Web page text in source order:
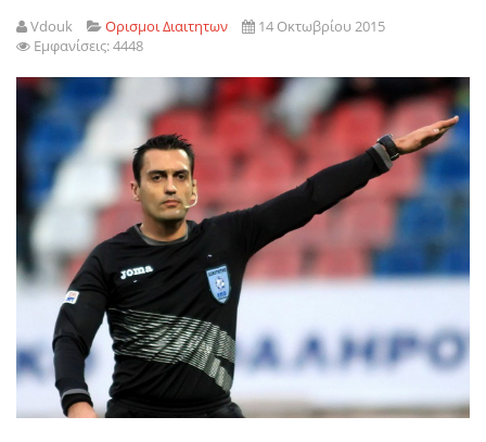
Vdouk Ορισμοι Διαιτητων
14 Οκτωβρίου 2015
Εμφανίσεις: 4448